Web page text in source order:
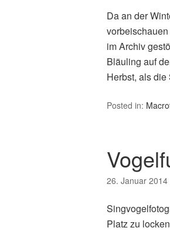
Da an der
im Archiv
Bläuling auf
Herbst, als
Posted in:
26. Januar 2014
Platz zu